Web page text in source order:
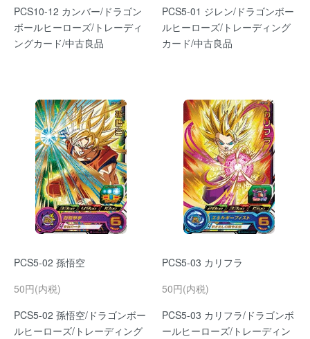
PCS10-12 カンバー/ドラゴン
ボールヒーローズ/トレーディ
ングカード/中古良品
PCS5-01 ジレン/ドラゴンボー
ルヒーローズ/トレーディング
カード/中古良品
PCS5-02 孫悟空
50円(内税)
PCS5-02 孫悟空/ドラゴンボー
ルヒーローズ/トレーディング
PCS5-03 カリフラ
50円(内税)
PCS5-03 カリフラ/ドラゴンボ
ールヒーローズ/トレーディン